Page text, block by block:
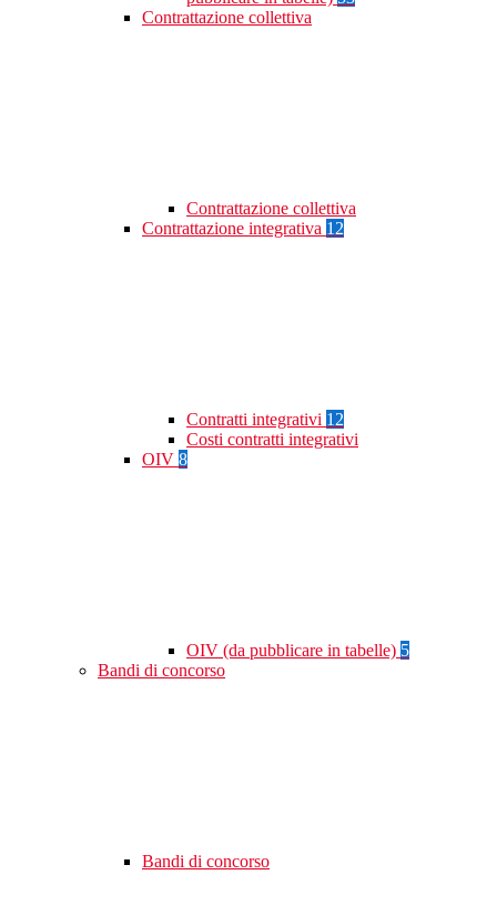
Contrattazione collettiva
Contrattazione collettiva
Contrattazione integrativa 12
Contratti integrativi 12
Costi contratti integrativi
OIV 8
OIV (da pubblicare in tabelle) 5
Bandi di concorso
Bandi di concorso